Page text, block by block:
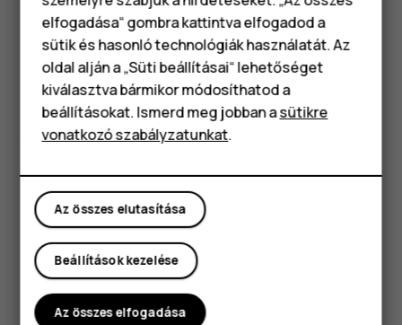
Okostelefonok
Klasszikus telefonok
Tartozékok
Táblagépek
lehetőséget.
Tipp:Az adatforgalom követéséhez koppintson a
Beállítások>Hálózat és internet>Adathasználat
lehetőségre.
Az adatbarangolás leállítása
Mobilhálózatlehetőségre, majd kapcsolja ki az
lehetőséget.
elfogadása“ gombra kattintva elfogadod a
sütik és hasonló technológiák használatát. Az
oldal alján a „Süti beállításai“ lehetőséget
kiválasztva bármikor módosíthatod a
beállításokat. Ismerd meg jobban asütikre
vonatkozó szabályzatunkat.
Az összes elutasítása
Beállítások kezelése
Az összes elfogadása